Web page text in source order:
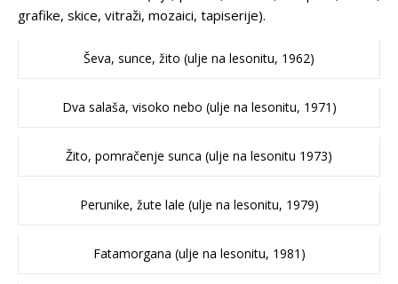
grafike, skice, vitraži, mozaici, tapiserije).
Ševa, sunce, žito (ulje na lesonitu, 1962)
Dva salaša, visoko nebo (ulje na lesonitu, 1971)
Žito, pomračenje sunca (ulje na lesonitu 1973)
Perunike, žute lale (ulje na lesonitu, 1979)
Fatamorgana (ulje na lesonitu, 1981)